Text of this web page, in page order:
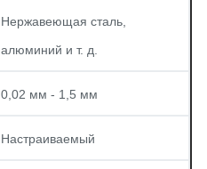
Нержавеющая сталь,
алюминий и т. д.
0,02 мм - 1,5 мм
Настраиваемый